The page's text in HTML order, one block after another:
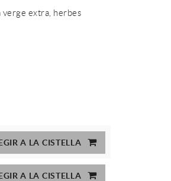
extra, herbes
A LA CISTELLA
A LA CISTELLA